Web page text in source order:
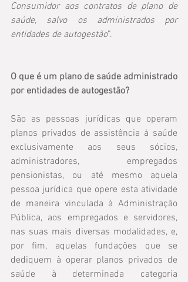
Consumidor aos contratos de plano de
saúde, salvo os administrados por
entidades de autogestão”.
O que é um plano de saúde administrado
por entidades de autogestão?
São as pessoas jurídicas que operam
planos privados de assistência à saúde
exclusivamente aos seus sócios,
administradores, empregados
pensionistas, ou até mesmo aquela
pessoa jurídica que opere esta atividade
de maneira vinculada à Administração
Pública, aos empregados e servidores,
nas suas mais diversas modalidades, e,
por fim, aquelas fundações que se
dediquem à operar planos privados de
saúde à determinada categoria